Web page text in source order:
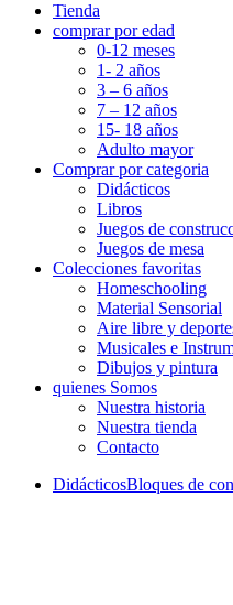
Tienda
comprar por edad
0-12 meses
1- 2 años
3 – 6 años
7 – 12 años
15- 18 años
Adulto mayor
Comprar por categoria
Didácticos
Libros
Juegos de
Juegos de mesa
Colecciones favoritas
Homeschooling
Material Sensorial
Aire libre y
Musicales e
Dibujos y pintura
quienes Somos
Nuestra historia
Nuestra tienda
Contacto
DidácticosBloques de